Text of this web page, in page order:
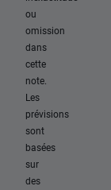
ou
omission
dans
cette
note.
Les
prévisions
sont
basées
sur
des